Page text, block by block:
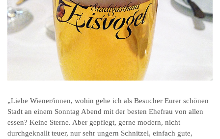
„Liebe Wiener/innen, wohin gehe ich als Besucher Eurer schönen
Stadt an einem Sonntag Abend mit der besten Ehefrau von allen
essen? Keine Sterne. Aber gepflegt, gerne modern, nicht
durchgeknallt teuer, nur sehr ungern Schnitzel, einfach gute,